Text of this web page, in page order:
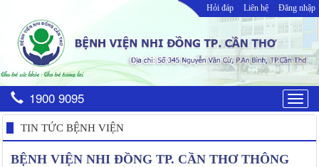
Hỏi đáp Liên hệ Đăng nhập
1900 9095
TIN TỨC BỆNH VIỆN
BỆNH VIỆN NHI ĐỒNG TP. CẦN THƠ THÔNG